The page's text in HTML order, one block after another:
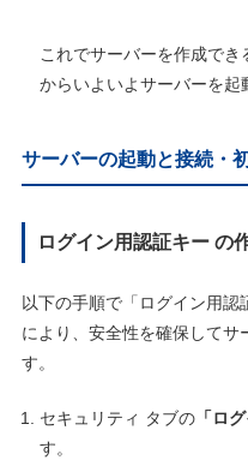
これでサーバーを作成で
からいよいよサーバーを起
サーバーの起動と接続・
ログイン用認証キー の
以下の手順で「ログイン用
により、安全性を確保してサ
す。
セキュリティ タブの 「ロ
す。